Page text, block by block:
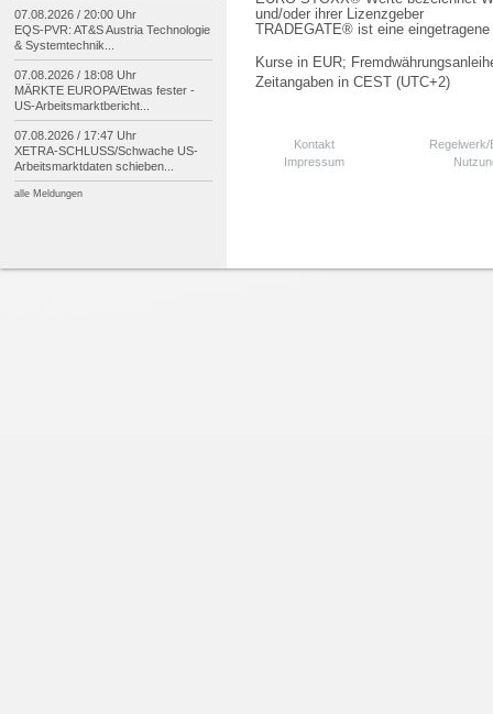
und/oder ihrer Lizenzgeber
TRADEGATE® ist eine
Kurse in EUR;
Zeitangaben in CEST (UTC+2)
Kontakt
Impressum
07.08.2026 / 20:00 Uhr
EQS-PVR: AT&S Austria Technologie
& Systemtechnik...
07.08.2026 / 18:08 Uhr
MÄRKTE EUROPA/Etwas fester -
US-Arbeitsmarktbericht...
07.08.2026 / 17:47 Uhr
XETRA-SCHLUSS/Schwache US-
Arbeitsmarktdaten schieben...
alle Meldungen